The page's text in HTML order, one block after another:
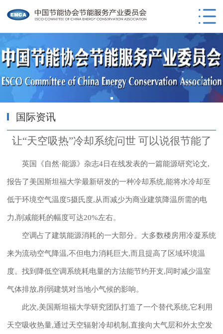
国际资讯
让“天空吸热”冷却系统问世 可以说很节能了
英国《自然·能源》杂志4日在线发表的一篇能源研究论文,
报告了美国斯坦福大学最新研发的一种冷却系统,能将水冷却至
低于环境空气温度5摄氏度,从而减少为商业建筑降温所需的电
力,削减能耗的幅度可达20%左右。
空调占了建筑能源消耗的一大部分。大多数楼房用冷凝系统
来为流动空气降温,不但电力消耗巨大,而且提高了区域环境温
度。找到降低空调系统耗电量的方法能节约开支,同时减少温室
气体排放,削弱建筑对当地小气候的影响。
此次,美国斯坦福大学研究团队打造了一个替代系统,它利用
天空吸收热量,通过天空辐射冷却机制,直接向大气层和外太空发